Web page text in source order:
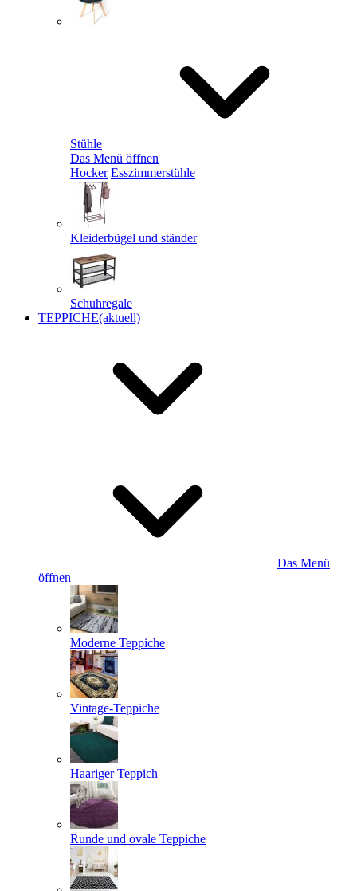
Stühle
Das Menü öffnen
Hocker Esszimmerstühle
Kleiderbügel und ständer
Schuhregale
TEPPICHE(aktuell)
Das Menü
öffnen
Moderne Teppiche
Vintage-Teppiche
Haariger Teppich
Runde und ovale Teppiche